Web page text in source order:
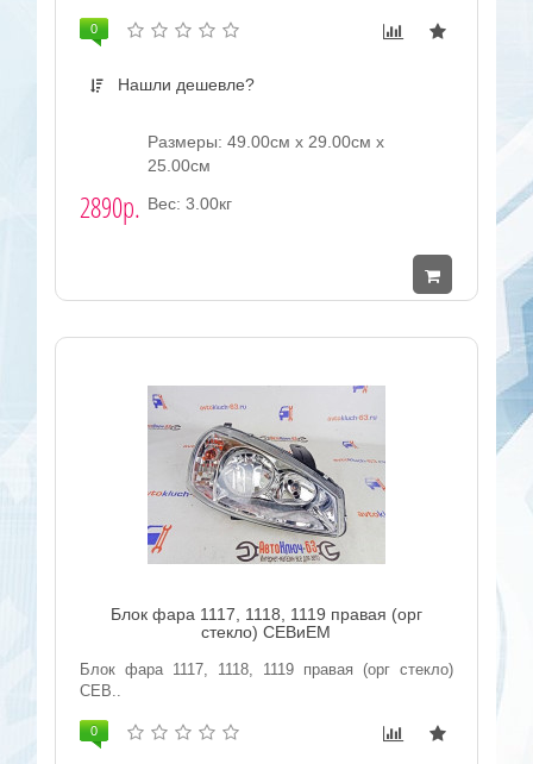
0
Нашли дешевле?
2890р.
Размеры: 49.00см x 29.00см x
25.00см
Вес: 3.00кг
Блок фара 1117, 1118, 1119 правая (орг
стекло) СЕВиЕМ
Блок фара 1117, 1118, 1119 правая (орг стекло)
СЕВ..
0